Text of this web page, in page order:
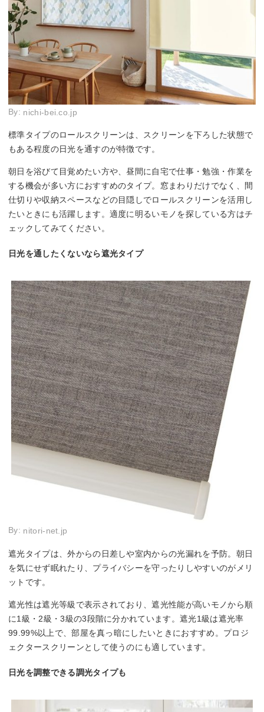
By: nichi-bei.co.jp
標準タイプのロールスクリーンは、スクリーンを下ろした状態で
もある程度の日光を通すのが特徴です。
朝日を浴びて目覚めたい方や、昼間に自宅で仕事・勉強・作業を
する機会が多い方におすすめのタイプ。窓まわりだけでなく、間
仕切りや収納スペースなどの目隠しでロールスクリーンを活用し
たいときにも活躍します。適度に明るいモノを探している方はチ
ェックしてみてください。
日光を通したくないなら遮光タイプ
By: nitori-net.jp
遮光タイプは、外からの日差しや室内からの光漏れを予防。朝日
を気にせず眠れたり、プライバシーを守ったりしやすいのがメリ
ットです。
遮光性は遮光等級で表示されており、遮光性能が高いモノから順
に1級・2級・3級の3段階に分かれています。遮光1級は遮光率
99.99%以上で、部屋を真っ暗にしたいときにおすすめ。プロジ
ェクタースクリーンとして使うのにも適しています。
日光を調整できる調光タイプも